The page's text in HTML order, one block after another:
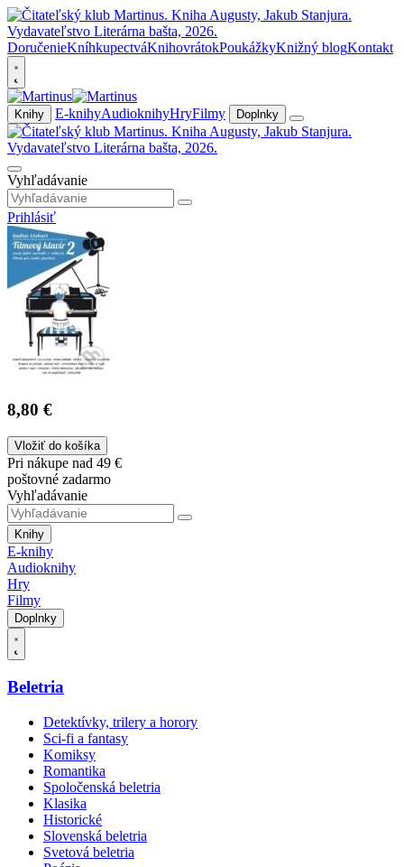
DoručenieKníhkupectváKnihovrátokPoukážkyKnižný blogKontakt
Knihy E-knihyAudioknihyHryFilmy Doplnky
Vyhľadávanie
Prihlásiť
8,80 €
Vložiť do košíka
Pri nákupe nad 49 €
poštovné zadarmo
Vyhľadávanie
Knihy
E-knihy
Audioknihy
Hry
Filmy
Doplnky
Beletria
Detektívky, trilery a horory
Sci-fi a fantasy
Komiksy
Romantika
Spoločenská beletria
Klasika
Historické
Slovenská beletria
Svetová beletria